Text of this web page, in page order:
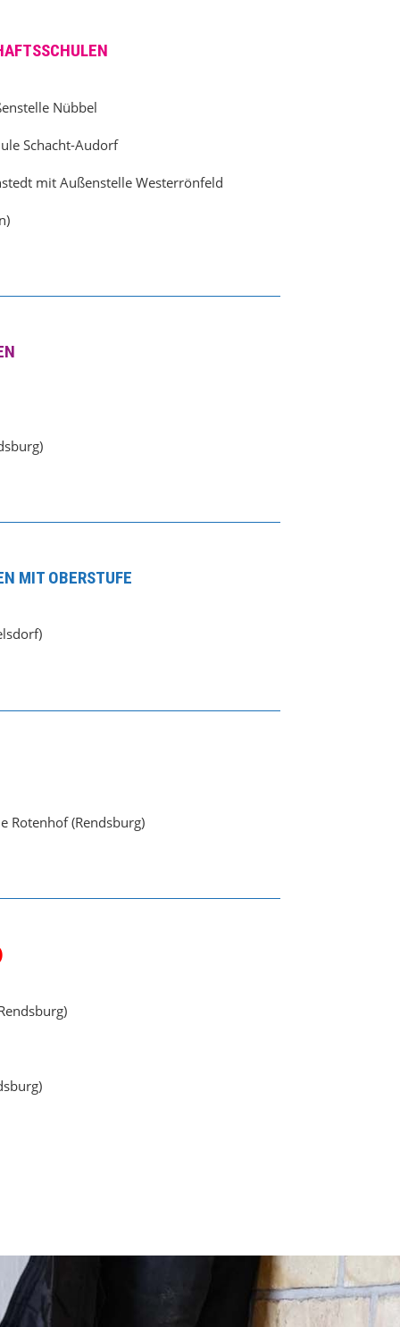
Nübbel
Schacht-Audorf
mit Außenstelle Westerrönfeld
MIT OBERSTUFE
Rotenhof (Rendsburg)